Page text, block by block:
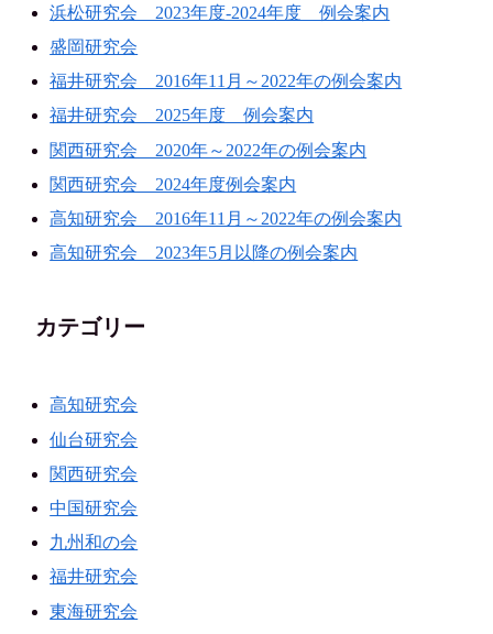
浜松研究会 2023年度-2024年度 例会案内
盛岡研究会
福井研究会 2016年11月～2022年の例会案内
福井研究会 2025年度 例会案内
関西研究会 2020年～2022年の例会案内
関西研究会 2024年度例会案内
高知研究会 2016年11月～2022年の例会案内
高知研究会 2023年5月以降の例会案内
カテゴリー
高知研究会
仙台研究会
関西研究会
中国研究会
九州和の会
福井研究会
東海研究会